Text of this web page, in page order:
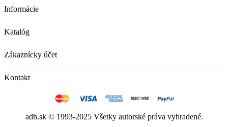
Informácie
Katalóg
Zákaznícky účet
Kontakt
adh.sk © 1993-2025 Všetky autorské práva vyhradené.